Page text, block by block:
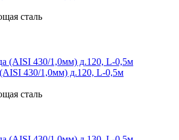
сталь
430/1,0мм) д.120, L-0,5м
сталь